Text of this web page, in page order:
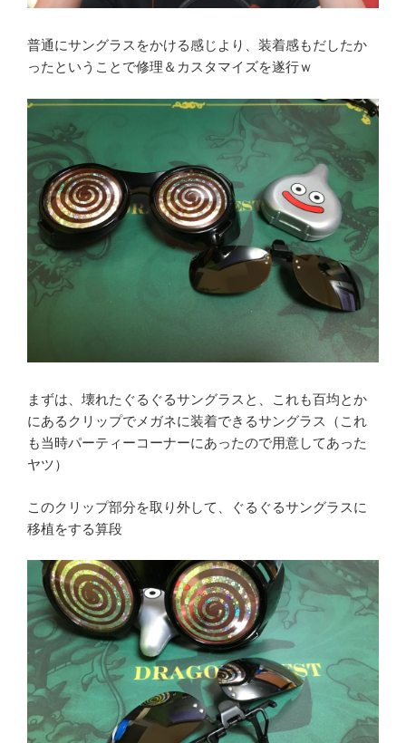
普通にサングラスをかける感じより、装着感もだしたか
ったということで修理＆カスタマイズを遂行ｗ
まずは、壊れたぐるぐるサングラスと、これも百均とか
にあるクリップでメガネに装着できるサングラス（これ
も当時パーティーコーナーにあったので用意してあった
ヤツ）
このクリップ部分を取り外して、ぐるぐるサングラスに
移植をする算段
Youtube Twitter Instagram
メ
ー